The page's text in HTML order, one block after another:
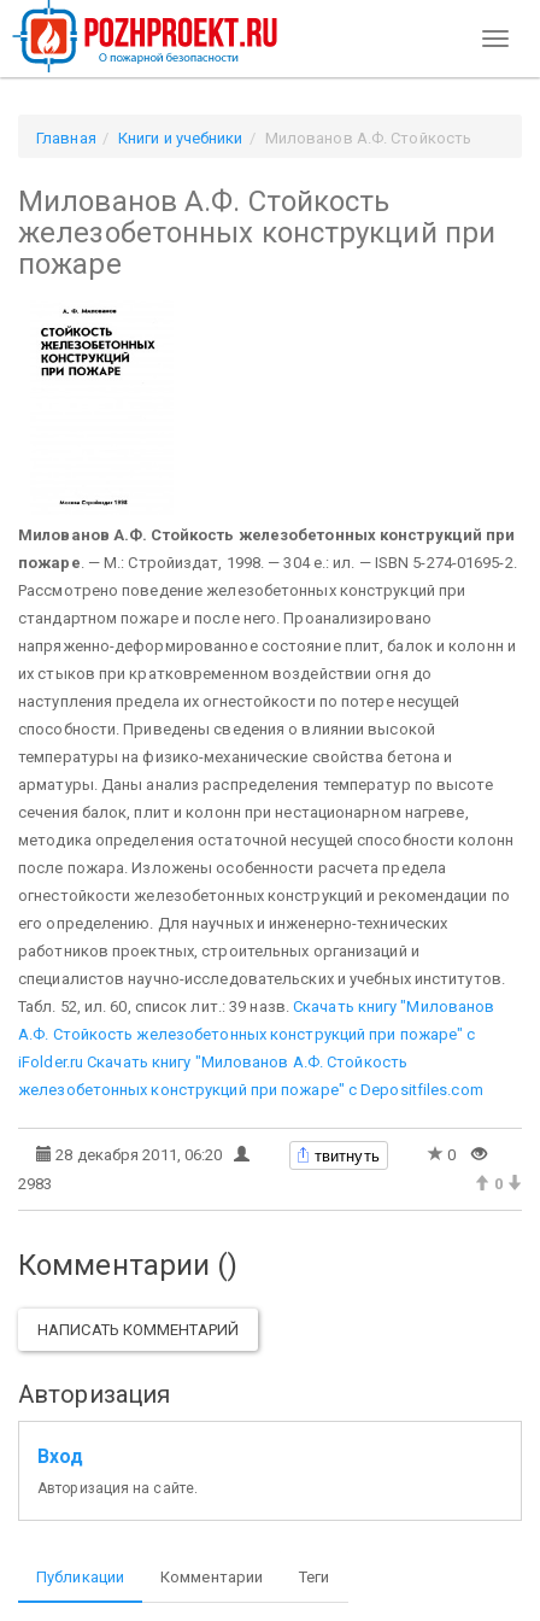
Главная Книги и учебники
Милованов А.Ф. Стойкость
Милованов А.Ф. Стойкость
железобетонных конструкций при
пожаре
Милованов А.Ф. Стойкость железобетонных конструкций при
пожаре . — М.: Стройиздат, 1998. — 304 е.: ил. — ISBN 5-274-01695-2.
Рассмотрено поведение железобетонных конструкций при
стандартном пожаре и после него. Проанализировано
напряженно-деформированное состояние плит, балок и колонн и
их стыков при кратковременном воздействии огня до
наступления предела их огнестойкости по потере несущей
способности. Приведены сведения о влиянии высокой
температуры на физико-механические свойства бетона и
арматуры. Даны анализ распределения температур по высоте
сечения балок, плит и колонн при нестационарном нагреве,
методика определения остаточной несущей способности колонн
после пожара. Изложены особенности расчета предела
огнестойкости железобетонных конструкций и рекомендации по
его определению. Для научных и инженерно-технических
работников проектных, строительных организаций и
специалистов научно-исследовательских и учебных институтов.
Табл. 52, ил. 60, список лит.: 39 назв. Скачать книгу "Милованов
А.Ф. Стойкость железобетонных конструкций при пожаре" с
iFolder.ru Скачать книгу "Милованов А.Ф. Стойкость
железобетонных конструкций при пожаре" с Depositfiles.com
28 декабря 2011, 06:20 твитнуть
0
2983
0
Комментарии ()
НАПИСАТЬ КОММЕНТАРИЙ
Авторизация
Вход
Авторизация на сайте.
Публикации Комментарии Теги